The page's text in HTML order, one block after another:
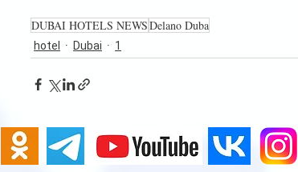
DUBAI HOTELS NEWSDelano Duba
hotel Dubai 1